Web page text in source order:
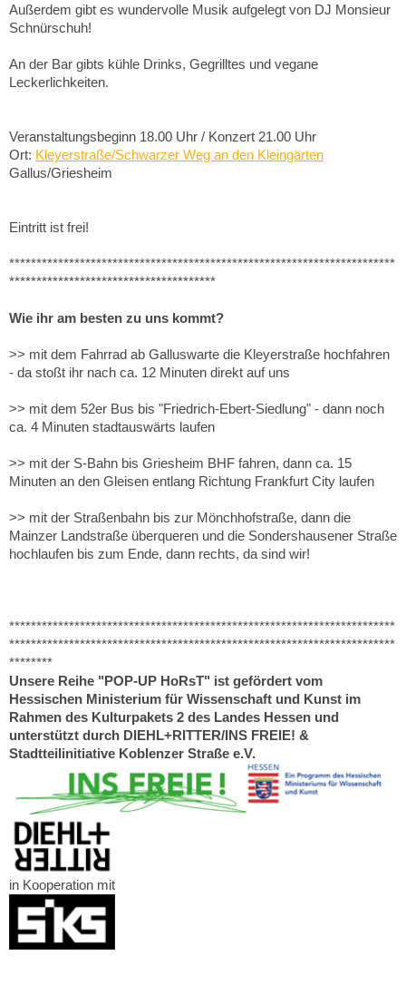
Außerdem gibt es wundervolle Musik aufgelegt von DJ Monsieur
Schnürschuh!
An der Bar gibts kühle Drinks, Gegrilltes und vegane
Leckerlichkeiten.
Veranstaltungsbeginn 18.00 Uhr / Konzert 21.00 Uhr
Ort: Kleyerstraße/Schwarzer Weg an den Kleingärten
Gallus/Griesheim
Eintritt ist frei!
***********************************************************************
**************************************
Wie ihr am besten zu uns kommt?
>> mit dem Fahrrad ab Galluswarte die Kleyerstraße hochfahren
- da stoßt ihr nach ca. 12 Minuten direkt auf uns
>> mit dem 52er Bus bis "Friedrich-Ebert-Siedlung" - dann noch
ca. 4 Minuten stadtauswärts laufen
>> mit der S-Bahn bis Griesheim BHF fahren, dann ca. 15
Minuten an den Gleisen entlang Richtung Frankfurt City laufen
>> mit der Straßenbahn bis zur Mönchhofstraße, dann die
Mainzer Landstraße überqueren und die Sondershausener Straße
hochlaufen bis zum Ende, dann rechts, da sind wir!
***********************************************************************
***********************************************************************
********
Unsere Reihe "POP-UP HoRsT" ist gefördert vom
Hessischen Ministerium für Wissenschaft und Kunst im
Rahmen des Kulturpakets 2 des Landes Hessen und
unterstützt durch DIEHL+RITTER/INS FREIE! &
Stadtteilinitiative Koblenzer Straße e.V.
in Kooperation mit